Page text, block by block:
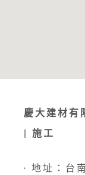
慶大建材
| 施工
● 地址：台